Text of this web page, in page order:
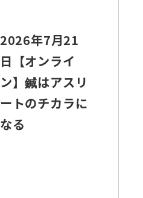
2026年7月21
日【オンライ
ン】鍼はアスリ
ートのチカラに
なる